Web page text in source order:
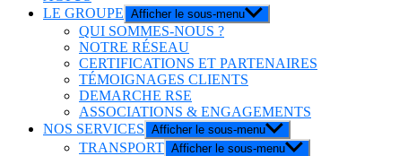
LE GROUPE Afficher le sous-menu
QUI SOMMES-NOUS ?
NOTRE RÉSEAU
CERTIFICATIONS ET PARTENAIRES
TÉMOIGNAGES CLIENTS
DEMARCHE RSE
ASSOCIATIONS & ENGAGEMENTS
NOS SERVICES Afficher le sous-menu
TRANSPORT Afficher le sous-menu